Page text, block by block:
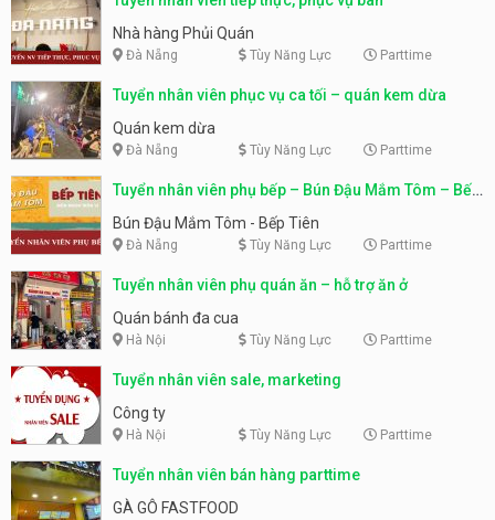
Nhà hàng Phủi Quán
Đà Nẵng Tùy Năng Lực Parttime
Tuyển nhân viên phục vụ ca tối – quán kem dừa
Quán kem dừa
Đà Nẵng Tùy Năng Lực Parttime
Tuyển nhân viên phụ bếp – Bún Đậu Mắm Tôm – Bếp
Tiên
Bún Đậu Mắm Tôm - Bếp Tiên
Đà Nẵng Tùy Năng Lực Parttime
Tuyển nhân viên phụ quán ăn – hỗ trợ ăn ở
Quán bánh đa cua
Hà Nội Tùy Năng Lực Parttime
Tuyển nhân viên sale, marketing
Công ty
Hà Nội Tùy Năng Lực Parttime
Tuyển nhân viên bán hàng parttime
GÀ GÔ FASTFOOD